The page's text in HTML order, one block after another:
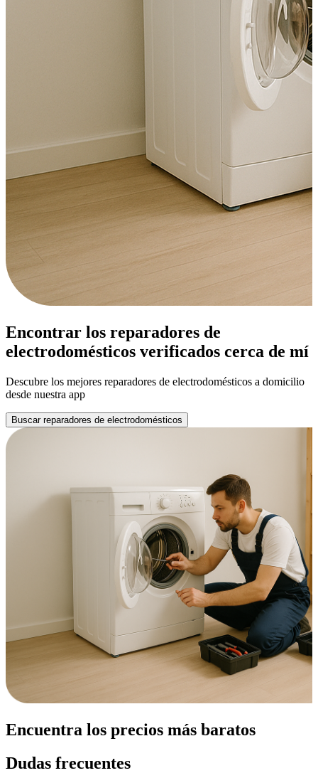
Encontrar los reparadores de
electrodomésticos verificados cerca de mí
Descubre los mejores reparadores de electrodomésticos a domicilio
desde nuestra app
Buscar reparadores de electrodomésticos
Encuentra los precios más baratos
Dudas frecuentes